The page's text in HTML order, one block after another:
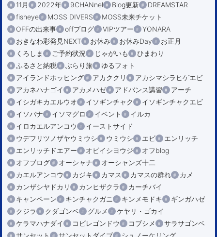
11月 2022年 9CHANnel Blog更新
DREAMSTAR
fisheye
MOSS DIVERS
MOSS未来チケット
OFFの出来事
offブログ VIPツアー
YONARA
おきなわ彩発見NEXT
お休み お休みDay
お正月
くろしま
ご予約状況 じゃがいも
ひまわり
ふるさと納税
ぶらり旅
ゆるフォト
アイランドホッピング
アカククリ
アカシマシラヒゲエビ
アカネハナゴイ
アカメハゼ アドバンス講習
アーチ
イシガキカエルウオ
イソギンチャク
イソギンチャクエビ
イソバナ
イソマグロ イベント
イルカ
イロカエルアンコウ
イーストサイド
ウデフリツノザヤウミウシ
ウミウシ エビ
エンリッチ
エンリッチドエアー
オビイシヨウジ
オフblog
オフブログ
オーシャナ
オーシャンズ十二
カエルアンコウ
カジキ カマス カマスの群れ
カメ
カンザシヤドカリ
カンヒザクラ
カーチバイ
キャンペーン
キンチャクガニ キンメモドキ
ギンガハゼ
クジラ
クダゴンベ グルメ
ケヤリ・ゴカイ
ケラマハナダイ
コビレゴンドウ コブシメ
サラサゴンベ